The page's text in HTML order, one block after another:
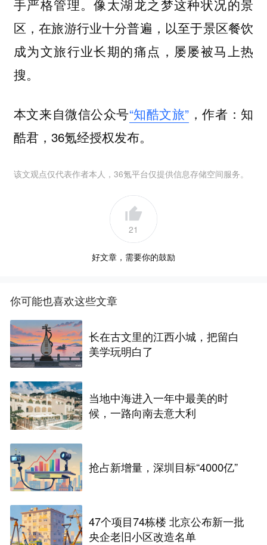
手严格管理。像太湖龙之梦这种状况的景
区，在旅游行业十分普遍，以至于景区餐饮
成为文旅行业长期的痛点，屡屡被马上热
搜。
本文来自微信公众号“知酷文旅” ，作者：知
酷君，36氪经授权发布。
该文观点仅代表作者本人，36氪平台仅提供信息存储空间服务。
21
好文章，需要你的鼓励
你可能也喜欢这些文章
长在古文里的江西小城，把留白
美学玩明白了
当地中海进入一年中最美的时
候，一路向南去意大利
抢占新增量，深圳目标“4000亿”
47个项目74栋楼 北京公布新一批
央企老旧小区改造名单